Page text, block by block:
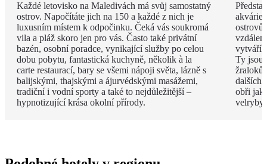
Každé letovisko na Maledivách má svůj samostatný
ostrov. Napočítáte jich na 150 a každé z nich je
luxusním místem k odpočinku. Čeká vás soukromá
vila a pláž skoro jen pro vás. Často také privátní
bazén, osobní poradce, vynikající služby po celou
dobu pobytu, fantastická kuchyně, několik à la
carte restaurací, bary se všemi nápoji světa, lázně s
balijskými, thajskými a ájurvédskými masážemi,
tradiční i vodní sporty a také to nejdůležitější –
hypnotizující krása okolní přírody.
ostrovů
vytváří
Ty jsou
dalších
obři
velryby.